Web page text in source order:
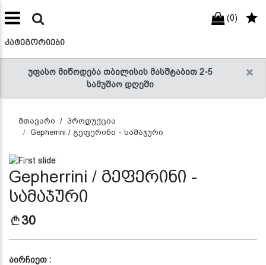
×
უფასო მიწოდება თბილისის მასშტაბით 2-5
სამუშაო დღეში
(0)
ᲙᲐᲢᲔᲒᲝᲠᲘᲔᲑᲘ
მთავარი
პროდუქცია
Gepherrini / გეფერინი - სამაჯური
Previous
Gepherrini / გეფერინი -
სამაჯური
30
აირჩიეთ :